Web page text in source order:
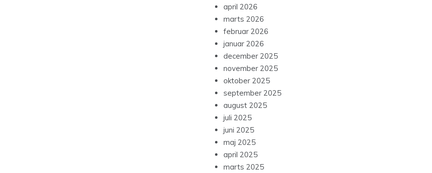
april 2026
marts 2026
februar 2026
januar 2026
december 2025
november 2025
oktober 2025
september 2025
august 2025
juli 2025
juni 2025
maj 2025
april 2025
marts 2025